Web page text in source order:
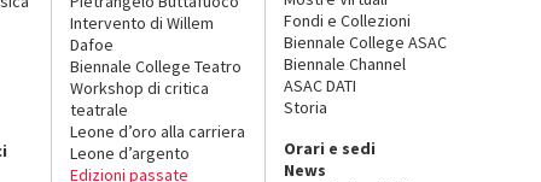
Intervento di Willem
Dafoe
Biennale College Teatro
Workshop di critica
teatrale
Leone d’oro alla carriera
Leone d’argento
Edizioni passate
Fondi e Collezioni
Biennale College ASAC
Biennale Channel
ASAC DATI
Storia
Orari e sedi
News